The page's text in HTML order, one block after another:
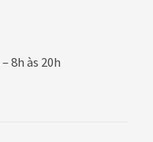
–8h às 20h